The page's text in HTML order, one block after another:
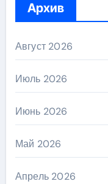
Архив
Август 2026
Июль 2026
Июнь 2026
Май 2026
Апрель 2026